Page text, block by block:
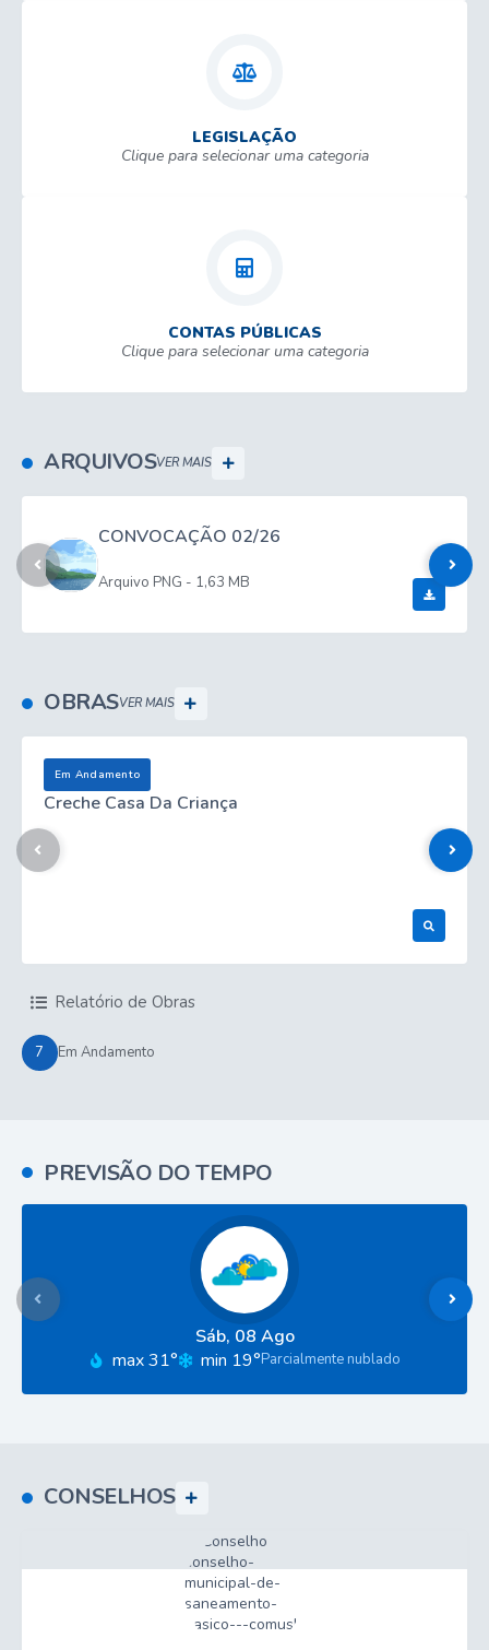
LEGISLAÇÃO
Clique para selecionar uma categoria
CONTAS PÚBLICAS
Clique para selecionar uma categoria
ARQUIVOSVER MAIS
CONVOCAÇÃO 02/26
PNG 1,63 MB
OBRASVER MAIS
Em Andamento
Creche Casa Da Criança
Ver Obra
Relatório de Obras
7 Em Andamento
PREVISÃO DO TEMPO
Sáb 08 Ago
Parcialmente nublado
max 31° min 19°
CONSELHOS